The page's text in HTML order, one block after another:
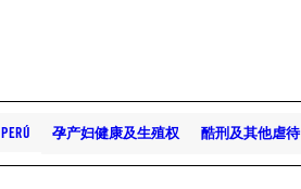
PERÚ 孕产妇健康及生殖权 酷刑及其他虐待